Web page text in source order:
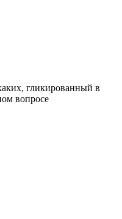
гликированный в
вопросе